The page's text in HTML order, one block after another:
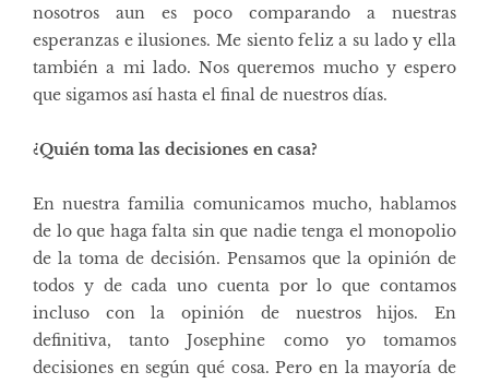
nosotros aun es poco comparando a nuestras
esperanzas e ilusiones. Me siento feliz a su lado y ella
también a mi lado. Nos queremos mucho y espero
que sigamos así hasta el final de nuestros días.
¿Quién toma las decisiones en casa?
En nuestra familia comunicamos mucho, hablamos
de lo que haga falta sin que nadie tenga el monopolio
de la toma de decisión. Pensamos que la opinión de
todos y de cada uno cuenta por lo que contamos
incluso con la opinión de nuestros hijos. En
definitiva, tanto Josephine como yo tomamos
decisiones en según qué cosa. Pero en la mayoría de